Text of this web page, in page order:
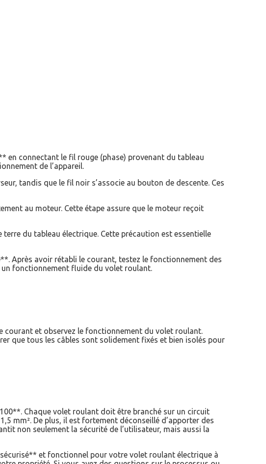
en connectant le fil rouge (phase) provenant du tableau
de l’appareil.
tandis que le fil noir s’associe au bouton de descente. Ces
au moteur. Cette étape assure que le moteur reçoit
du tableau électrique. Cette précaution est essentielle
Après avoir rétabli le courant, testez le fonctionnement des
un fonctionnement fluide du volet roulant.
courant et observez le fonctionnement du volet roulant.
que tous les câbles sont solidement fixés et bien isolés pour
Chaque volet roulant doit être branché sur un circuit
mm². De plus, il est fortement déconseillé d’apporter des
non seulement la sécurité de l’utilisateur, mais aussi la
et fonctionnel pour votre volet roulant électrique à